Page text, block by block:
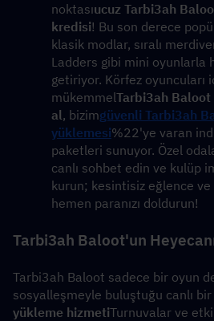
noktasıucuz Tarbi3ah
kredisi! Bu son derece
klasik modlar, sıralı
Ladders gibi mini oyunlarla
getiriyor. Körfez oyuncuları
mükemmelTarbi3ah Baloot
al, bizimgüvenli Tarbi3ah
yüklemesi%22'ye varan
paketleri sunuyor. Özel
canlı sohbet edin ve kulüp
kurun; kesintisiz eğlence
hemen paranızı doldurun!
Tarbi3ah Baloot'un
Tarbi3ah Baloot sadece bir oyun
sosyalleşmeyle buluştuğu canlı
yükleme hizmetiTurnuvalar ve